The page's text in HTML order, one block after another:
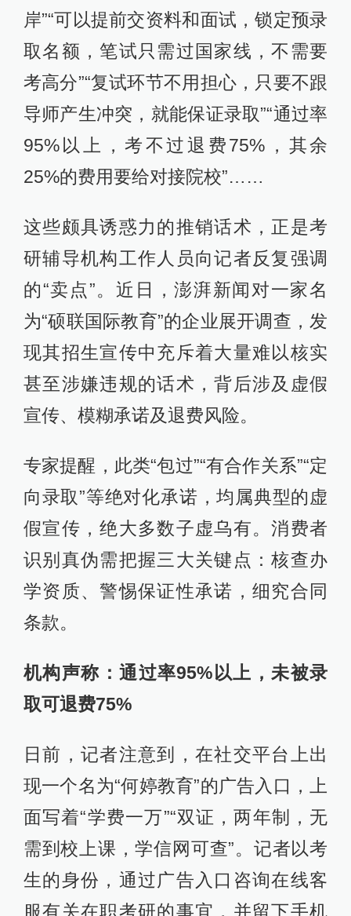
岸”“可以提前交资料和面试，锁定预录
取名额，笔试只需过国家线，不需要
考高分”“复试环节不用担心，只要不跟
导师产生冲突，就能保证录取”“通过率
95%以上，考不过退费75%，其余
25%的费用要给对接院校”……
这些颇具诱惑力的推销话术，正是考
研辅导机构工作人员向记者反复强调
的“卖点”。近日，澎湃新闻对一家名
为“硕联国际教育”的企业展开调查，发
现其招生宣传中充斥着大量难以核实
甚至涉嫌违规的话术，背后涉及虚假
宣传、模糊承诺及退费风险。
专家提醒，此类“包过”“有合作关系”“定
向录取”等绝对化承诺，均属典型的虚
假宣传，绝大多数子虚乌有。消费者
识别真伪需把握三大关键点：核查办
学资质、警惕保证性承诺，细究合同
条款。
机构声称 ：通过率95%以上 ，未被录
取可退费75%
日前，记者注意到，在社交平台上出
现一个名为“何婷教育”的广告入口，上
面写着“学费一万”“双证，两年制，无
需到校上课，学信网可查”。记者以考
生的身份，通过广告入口咨询在线客
服有关在职考研的事宜，并留下手机